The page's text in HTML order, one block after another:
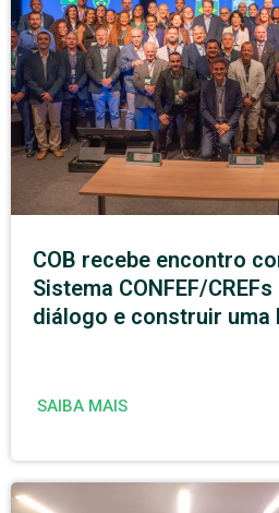
COB recebe encontro
Sistema CONFEF/
diálogo e construir uma
SAIBA MAIS